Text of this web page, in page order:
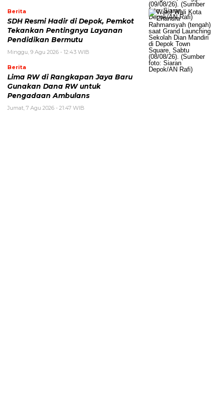
Berita
SDH Resmi Hadir di Depok, Pemkot
Tekankan Pentingnya Layanan
Pendidikan Bermutu
Minggu, 9 Agu 2026 - 12:43 WIB
Berita
Lima RW di Rangkapan Jaya Baru
Gunakan Dana RW untuk
Pengadaan Ambulans
Jumat, 7 Agu 2026 - 21:47 WIB